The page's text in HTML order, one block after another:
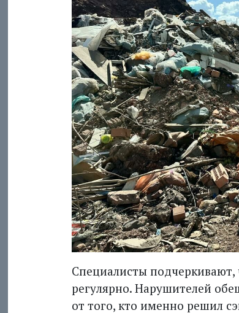
Специалисты
регулярно. Нарушителей
от того, кто именно решил